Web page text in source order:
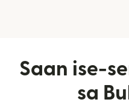
Saan ise-
sa